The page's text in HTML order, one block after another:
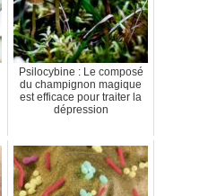
Psilocybine : Le composé
du champignon magique
est efficace pour traiter la
dépression